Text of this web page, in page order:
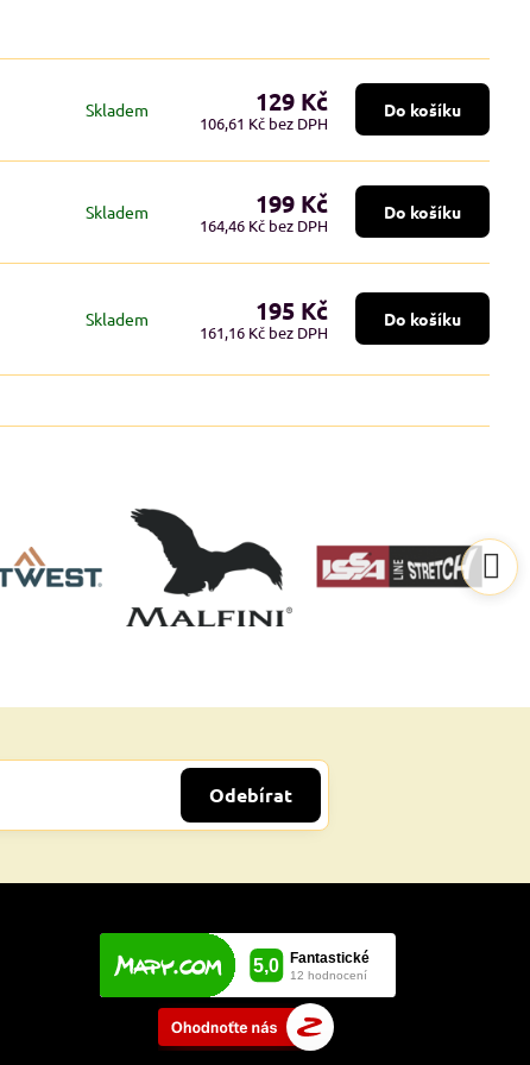
Skladem 129 Kč
106,61 Kč bez DPH
Do košíku
Skladem 199 Kč
164,46 Kč bez DPH
Do košíku
Skladem 195 Kč
161,16 Kč bez DPH
Do košíku
Odebírat